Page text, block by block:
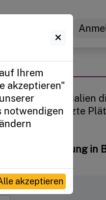
und Materialien
auf begrenzte
Qualifizierung in
Ihrem
akzeptieren"
notwendigen
akzeptieren